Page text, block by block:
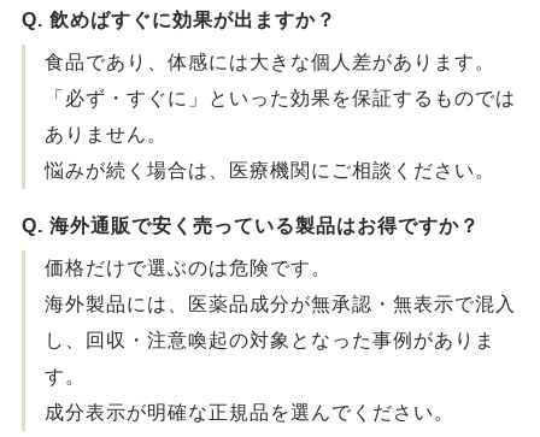
Q. 飲めばすぐに効果が出ますか？
食品であり、体感には大きな個人差があります。
「必ず・すぐに」といった効果を保証するものでは
ありません。
悩みが続く場合は、医療機関にご相談ください。
Q. 海外通販で安く売っている製品はお得ですか？
価格だけで選ぶのは危険です。
海外製品には、医薬品成分が無承認・無表示で混入
し、回収・注意喚起の対象となった事例がありま
す。
成分表示が明確な正規品を選んでください。